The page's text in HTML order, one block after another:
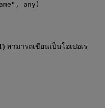
any)
สามารถเขียนเป็นโอเปอเร